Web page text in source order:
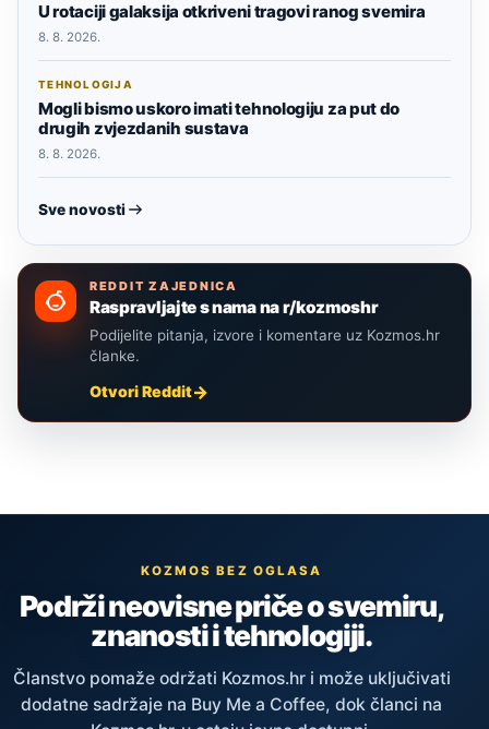
U rotaciji galaksija otkriveni tragovi ranog svemira
8. 8. 2026.
TEHNOLOGIJA
Mogli bismo uskoro imati tehnologiju za put do
drugih zvjezdanih sustava
8. 8. 2026.
Sve novosti
REDDIT ZAJEDNICA
Raspravljajte s nama na r/kozmoshr
Podijelite pitanja, izvore i komentare uz Kozmos.hr
članke.
Otvori Reddit
KOZMOS BEZ OGLASA
Podrži neovisne priče o svemiru,
znanosti i tehnologiji.
Članstvo pomaže održati Kozmos.hr i može uključivati
dodatne sadržaje na Buy Me a Coffee, dok članci na